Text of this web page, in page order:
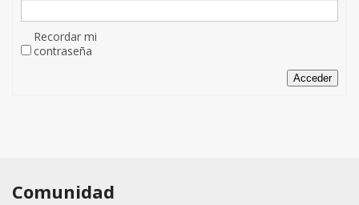
Recordar mi
contraseña
Acceder
Comunidad